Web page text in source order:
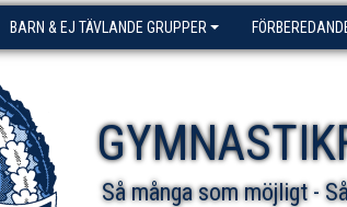
BARN & EJ TÄVLANDE GRUPPER
Så många som möjligt -